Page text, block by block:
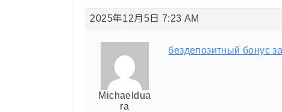
2025年12月5日 7:23 AM
Michaeldua
ra
бездепозитный бонус